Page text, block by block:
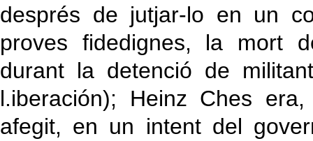
després de jutjar-lo en un
proves fidedignes, la mort
durant la detenció de
l.iberación); Heinz Ches
afegit, en un intent del